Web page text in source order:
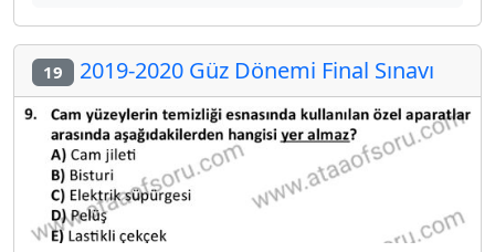
19 2019-2020 Güz Dönemi Final Sınavı